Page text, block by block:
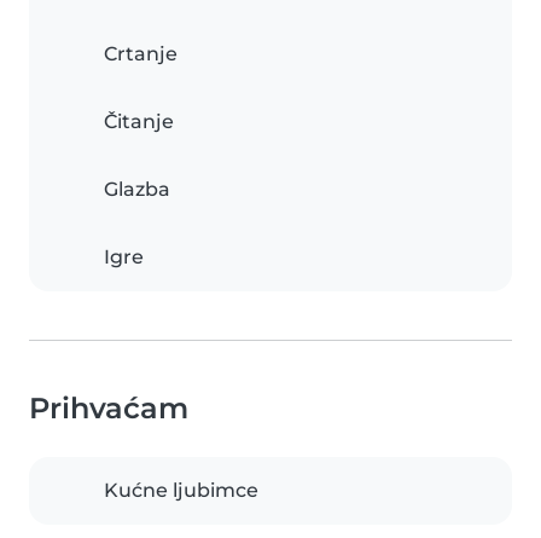
Crtanje
Čitanje
Glazba
Igre
Prihvaćam
Kućne ljubimce